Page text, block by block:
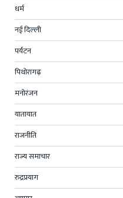
धर्म
नई दिल्ली
पर्यटन
पिथोरागढ़
मनोरंजन
यातायात
राजनीति
राज्य समाचार
रुद्रप्रयाग